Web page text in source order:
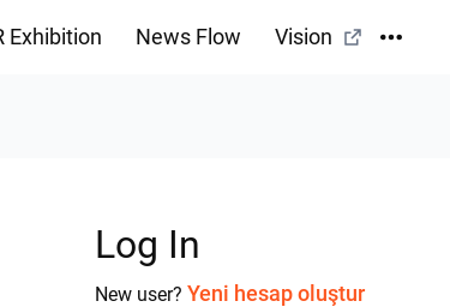
Exhibition News Flow Vision
Log In
New user? Yeni hesap oluştur